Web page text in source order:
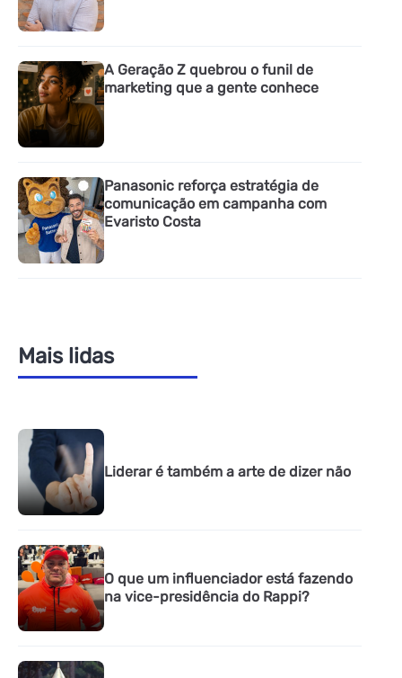
A Geração Z quebrou o funil de
marketing que a gente conhece
Panasonic reforça estratégia de
comunicação em campanha com
Evaristo Costa
Mais lidas
Liderar é também a arte de dizer não
O que um influenciador está fazendo
na vice-presidência do Rappi?